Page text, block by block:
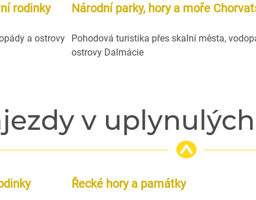
rodinky
a ostrovy
Národní parky, hory a moře
Pohodová turistika přes skalní města,
ostrovy Dalmácie
v
Řecké hory a památky